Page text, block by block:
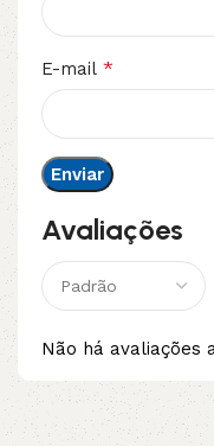
Avaliações
Não há avaliações
E-mail *